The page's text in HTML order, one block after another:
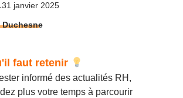
31 janvier 2025
Duchesne
faut retenir
informé des actualités RH,
plus votre temps à parcourir